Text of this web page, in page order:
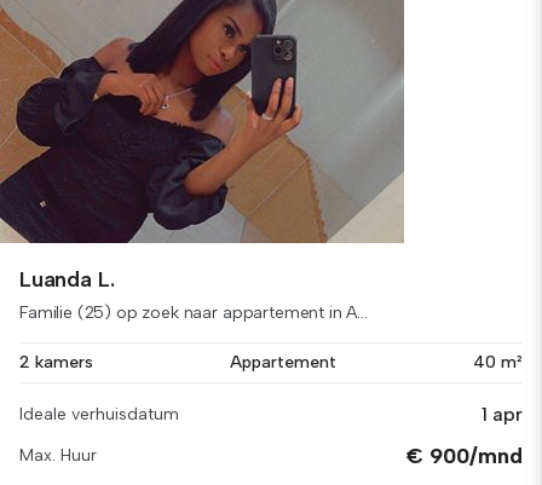
Luanda L.
Familie (25) op zoek naar appartement in A...
2 kamers Appartement 40 m²
Ideale verhuisdatum 1 apr
Max. Huur € 900/mnd